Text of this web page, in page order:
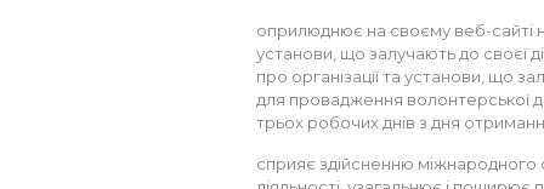
оприлюднює на своєму веб-сайті
установи, що залучають до своєї
про організації та установи, що
для провадження волонтерської
трьох робочих днів з дня
сприяє здійсненню міжнародного